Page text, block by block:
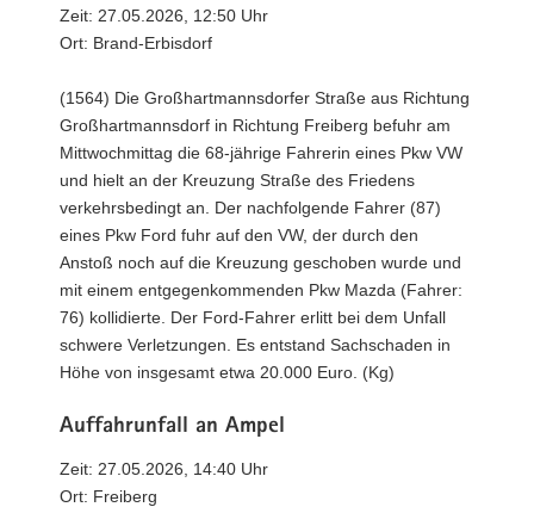
Zeit: 27.05.2026, 12:50 Uhr
Ort: Brand-Erbisdorf
(1564) Die Großhartmannsdorfer Straße aus Richtung
Großhartmannsdorf in Richtung Freiberg befuhr am
Mittwochmittag die 68-jährige Fahrerin eines Pkw VW
und hielt an der Kreuzung Straße des Friedens
verkehrsbedingt an. Der nachfolgende Fahrer (87)
eines Pkw Ford fuhr auf den VW, der durch den
Anstoß noch auf die Kreuzung geschoben wurde und
mit einem entgegenkommenden Pkw Mazda (Fahrer:
76) kollidierte. Der Ford-Fahrer erlitt bei dem Unfall
schwere Verletzungen. Es entstand Sachschaden in
Höhe von insgesamt etwa 20.000 Euro. (Kg)
Auffahrunfall an Ampel
Zeit: 27.05.2026, 14:40 Uhr
Ort: Freiberg